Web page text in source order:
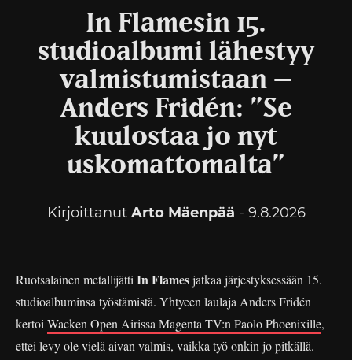
In Flamesin 15.
studioalbumi lähestyy
valmistumistaan –
Anders Fridén: ”Se
kuulostaa jo nyt
uskomattomalta”
Kirjoittanut Arto Mäenpää - 9.8.2026
Ruotsalainen metallijättiIn Flamesjatkaa järjestyksessään 15.
studioalbuminsa työstämistä. Yhtyeen laulaja Anders Fridén
kertoiWacken Open Airissa Magenta TV:n Paolo Phoenixille,
ettei levy ole vielä aivan valmis, vaikka työ onkin jo pitkällä.